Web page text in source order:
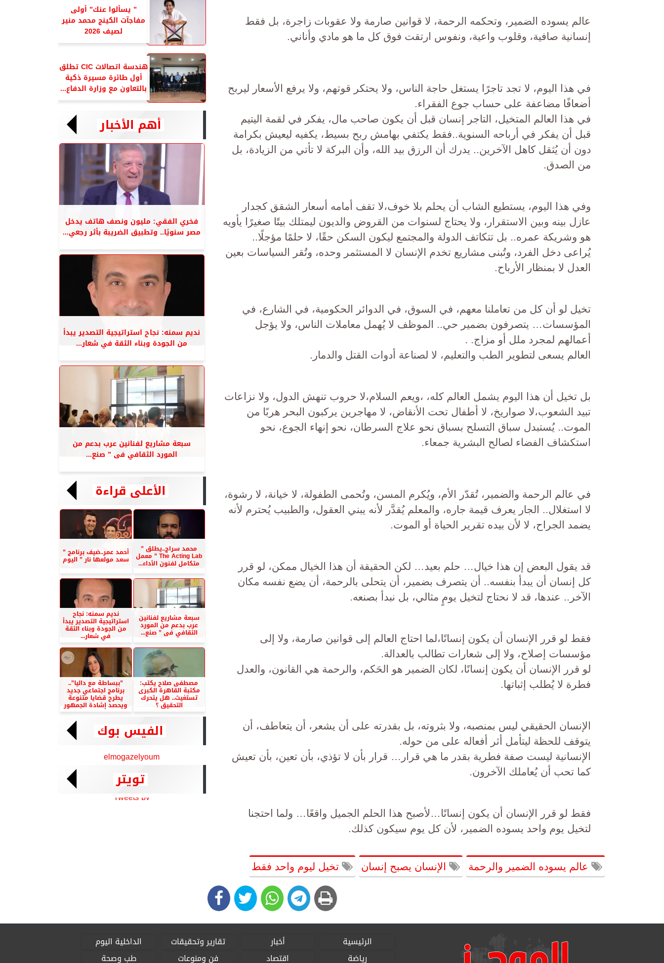
عالم يسوده الضمير، وتحكمه الرحمة، لا قوانين صارمة ولا عقوبات زاجرة، بل فقط
إنسانية صافية، وقلوب واعية، ونفوس ارتقت فوق كل ما هو مادي وأناني.
في هذا اليوم، لا تجد تاجرًا يستغل حاجة الناس، ولا يحتكر قوتهم، ولا يرفع الأسعار ليربح
أضعافًا مضاعفة على حساب جوع الفقراء.
في هذا العالم المتخيل، التاجر إنسان قبل أن يكون صاحب مال، يفكر في لقمة اليتيم
قبل أن يفكر في أرباحه السنوية..فقط يكتفي بهامش ربح بسيط، يكفيه ليعيش بكرامة
دون أن يُثقل كاهل الآخرين.. يدرك أن الرزق بيد الله، وأن البركة لا تأتي من الزيادة، بل
من الصدق.
وفي هذا اليوم، يستطيع الشاب أن يحلم بلا خوف،لا تقف أمامه أسعار الشقق كجدار
عازل بينه وبين الاستقرار، ولا يحتاج لسنوات من القروض والديون ليمتلك بيتًا صغيرًا يأويه
هو وشريكة عمره.. بل تتكاتف الدولة والمجتمع ليكون السكن حقًا، لا حلمًا مؤجلًا..
يُراعى دخل الفرد، وتُبنى مشاريع تخدم الإنسان لا المستثمر وحده، وتُقر السياسات بعين
العدل لا بمنظار الأرباح.
تخيل لو أن كل من تعاملنا معهم، في السوق، في الدوائر الحكومية، في الشارع، في
المؤسسات… يتصرفون بضمير حي.. الموظف لا يُهمل معاملات الناس، ولا يؤجل
أعمالهم لمجرد ملل أو مزاج. .
العالم يسعى لتطوير الطب والتعليم، لا لصناعة أدوات القتل والدمار.
بل تخيل أن هذا اليوم يشمل العالم كله، ،ويعم السلام،لا حروب تنهش الدول، ولا نزاعات
تبيد الشعوب،لا صواريخ، لا أطفال تحت الأنقاض، لا مهاجرين يركبون البحر هربًا من
الموت.. يُستبدل سباق التسلح بسباق نحو علاج السرطان، نحو إنهاء الجوع، نحو
استكشاف الفضاء لصالح البشرية جمعاء.
في عالم الرحمة والضمير، تُقدّر الأم، ويُكرم المسن، وتُحمى الطفولة، لا خيانة، لا رشوة،
لا استغلال.. الجار يعرف قيمة جاره، والمعلم يُقدَّر لأنه يبني العقول، والطبيب يُحترم لأنه
يضمد الجراح، لا لأن بيده تقرير الحياة أو الموت.
قد يقول البعض إن هذا خيال… حلم بعيد… لكن الحقيقة أن هذا الخيال ممكن، لو قرر
كل إنسان أن يبدأ بنفسه.. أن يتصرف بضمير، أن يتحلى بالرحمة، أن يضع نفسه مكان
الآخر.. عندها، قد لا نحتاج لتخيل يومٍ مثالي، بل نبدأ بصنعه.
فقط لو قرر الإنسان أن يكون إنسانًا،لما احتاج العالم إلى قوانين صارمة، ولا إلى
مؤسسات إصلاح، ولا إلى شعارات تطالب بالعدالة.
لو قرر الإنسان أن يكون إنسانًا، لكان الضمير هو الحَكم، والرحمة هي القانون، والعدل
فطرة لا يُطلب إثباتها.
الإنسان الحقيقي ليس بمنصبه، ولا بثروته، بل بقدرته على أن يشعر، أن يتعاطف، أن
يتوقف للحظة ليتأمل أثر أفعاله على من حوله.
الإنسانية ليست صفة فطرية بقدر ما هي قرار… قرار بأن لا تؤذي، بأن تعين، بأن تعيش
كما تحب أن يُعاملك الآخرون.
فقط لو قرر الإنسان أن يكون إنسانًا…لأصبح هذا الحلم الجميل واقعًا… ولما احتجنا
لتخيل يوم واحد يسوده الضمير، لأن كل يوم سيكون كذلك.
عالم يسوده الضمير والرحمة الإنسان يصبح إنسان تخيل ليوم واحد فقط
” يسألوا عنك” أولى
مفاجآت الكينج محمد منير
لصيف 2026
هندسة اتصالات CIC تطلق
أول طائرة مسيرة ذكية
بالتعاون مع وزارة الدفاع...
أهم الأخبار
فخري الفقي: مليون ونصف هاتف يدخل
مصر سنويًا.. وتطبيق الضريبة بأثر رجعي...
نديم سمنه: نجاح استراتيجية التصدير يبدأ
من الجودة وبناء الثقة في شعار...
سبعة مشاريع لفنانين عرب بدعم من
المورد الثقافي فى ” صنع...
الأعلى قراءة
محمد سراج..يطلق ”
The Acting Lab ” معمل
متكامل لفنون الأداء...
أحمد عمر..ضيف برنامج ”
سعد مولعها نار ” اليوم
سبعة مشاريع لفنانين
عرب بدعم من المورد
الثقافي فى ” صنع...
نديم سمنه: نجاح
استراتيجية التصدير يبدأ
من الجودة وبناء الثقة
في شعار...
مصطفى صلاح يكتب:
مكتبة القاهرة الكبرى
تستغيث.. هل يتحرك
التحقيق ؟
”ببساطة مع داليا”..
برنامج اجتماعي جديد
يطرح قضايا متنوعة
ويحصد إشادة الجمهور
الفيس بوك
elmogazelyoum
تويتر
Tweets by
الرئيسية أخبار تقارير وتحقيقات
الداخلية اليوم
رياضة
اقتصاد فن ومنوعات طب وصحة